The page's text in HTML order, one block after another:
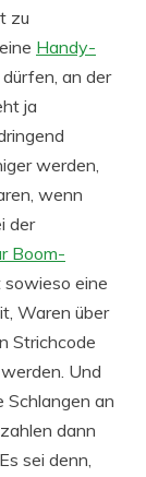
zu
Handy-
an der
ja
werden,
wenn
der
Boom-
sowieso eine
Waren über
Strichcode
Und
Schlangen an
dann
sei denn,